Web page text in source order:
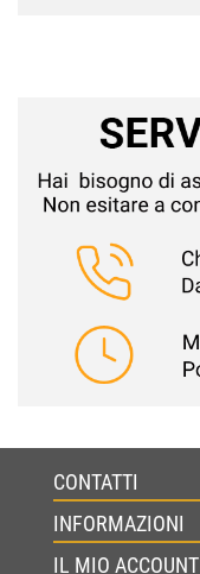
CONTATTI
INFORMAZIONI
IL MIO ACCOUNT